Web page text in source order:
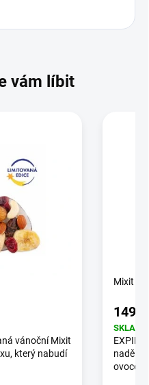
vám líbit
vánoční Mixit
který nabudí
Mixit -
149
ovoce